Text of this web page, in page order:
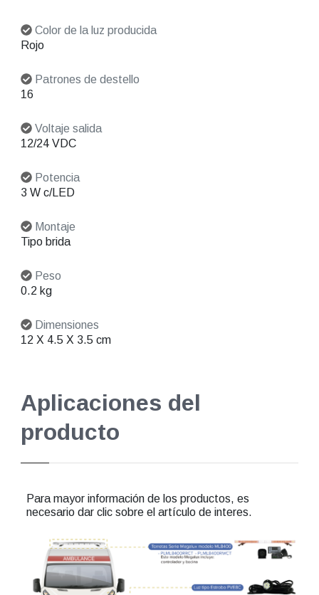
Color de la luz producida
Rojo
Patrones de destello
16
Voltaje salida
12/24 VDC
Potencia
3 W c/LED
Montaje
Tipo brida
Peso
0.2 kg
Dimensiones
12 X 4.5 X 3.5 cm
Aplicaciones del
producto
Para mayor información de los productos, es
necesario dar clic sobre el artículo de interes.